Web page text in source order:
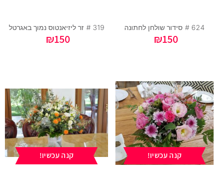
624 # סידור שולחן לחתונה
₪150
319 # זר ליזיאנטוס נמוך באגרטל
₪150
קנה עכשיו! קנה עכשיו!